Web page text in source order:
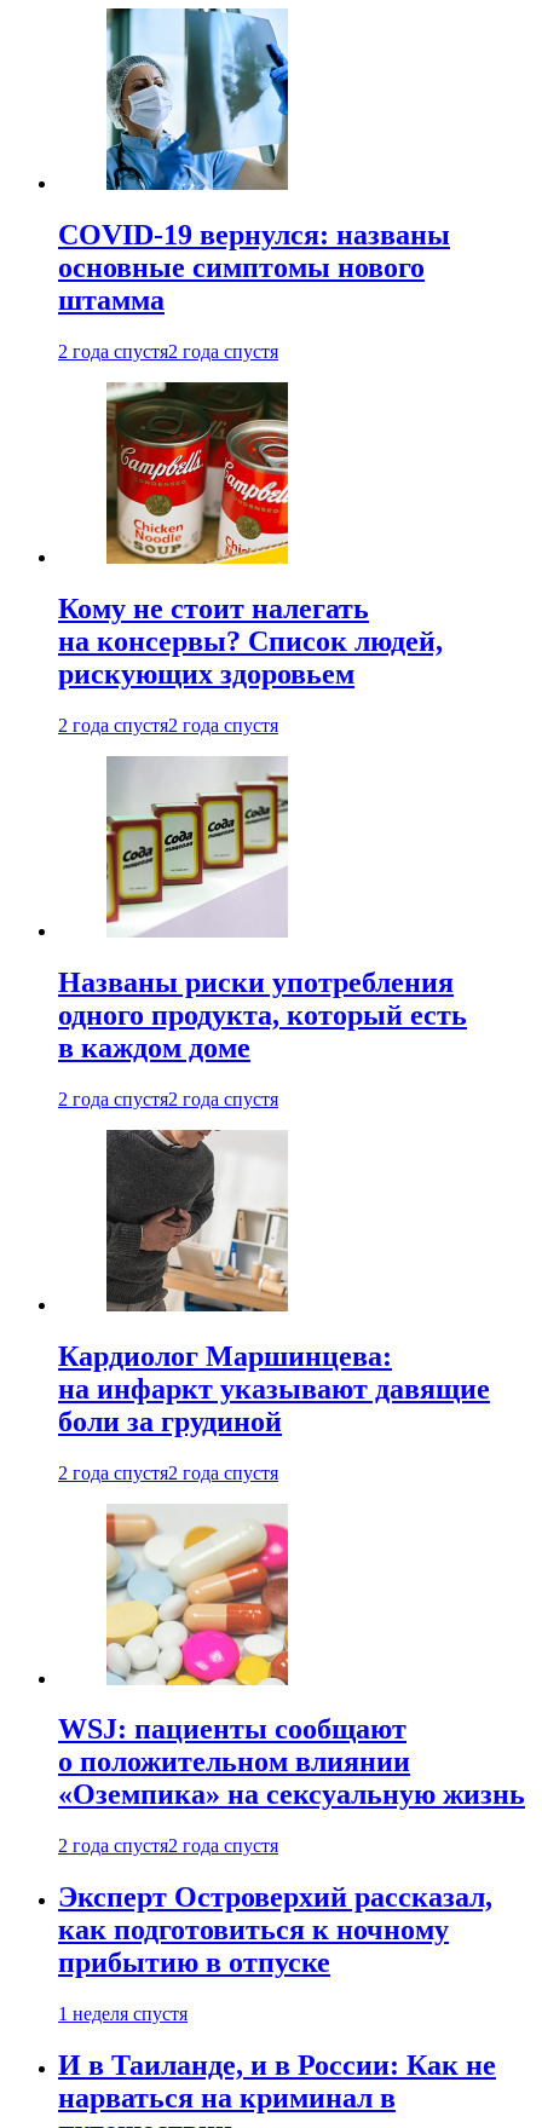
COVID-19 вернулся: названы
основные симптомы нового
штамма
2 года спустя2 года спустя
Кому не стоит налегать
на консервы? Список людей,
рискующих здоровьем
2 года спустя2 года спустя
Названы риски употребления
одного продукта, который есть
в каждом доме
2 года спустя2 года спустя
Кардиолог Маршинцева:
на инфаркт указывают давящие
боли за грудиной
2 года спустя2 года спустя
WSJ: пациенты сообщают
о положительном влиянии
«Оземпика» на сексуальную жизнь
2 года спустя2 года спустя
Эксперт Островерхий рассказал,
как подготовиться к ночному
прибытию в отпуске
1 неделя спустя
И в Таиланде, и в России: Как не
нарваться на криминал в